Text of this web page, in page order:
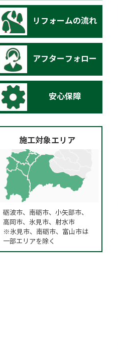
リフォームの流れ
アフターフォロー
安心保障
施工対象エリア
砺波市、南砺市、小矢部市、
高岡市、氷見市、射水市
※氷見市、南砺市、富山市は
一部エリアを除く